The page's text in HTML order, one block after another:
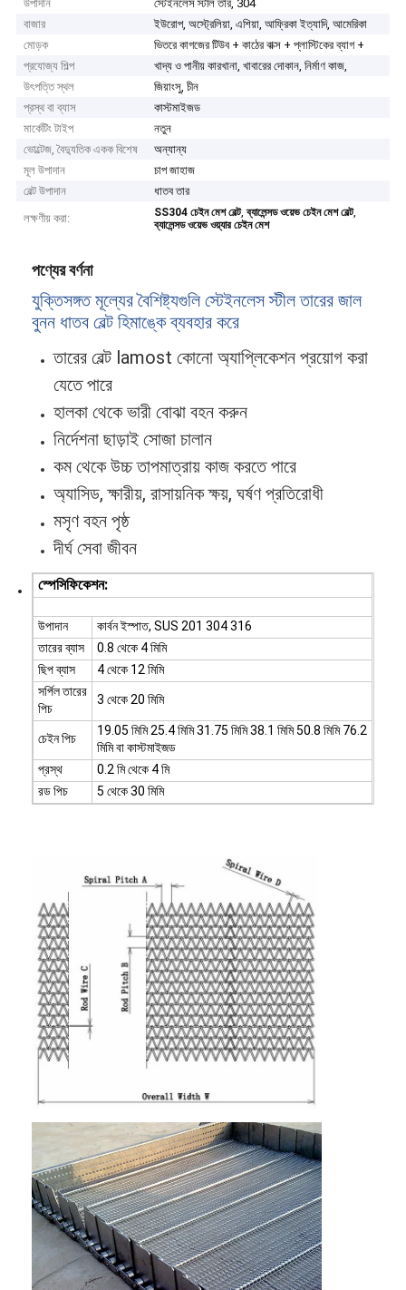
বাড়ি
পণ্য
আমাদের সম্পর্কে
উপাদান
স্টেইনলেস স্টীল তার, 304
বাজার
ইউরোপ, অস্ট্রেলিয়া, এশিয়া, আফ্রিকা ইত্যাদি, আমেরিকা
মোড়ক
ভিতরে কাগজের টিউব + কাঠের বাক্স + প্লাস্টিকের ব্যাগ +
প্রযোজ্য শিল্প
খাদ্য ও পানীয় কারখানা, খাবারের দোকান, নির্মাণ কাজ,
উৎপত্তি স্থল
জিয়াংসু, চীন
প্রস্থ বা ব্যাস
কাস্টমাইজড
মার্কেটিং টাইপ
নতুন
ভোল্টেজ, বৈদ্যুতিক একক বিশেষ
অন্যান্য
মূল উপাদান
চাপ জাহাজ
বেল্ট উপাদান
ধাতব তার
লক্ষণীয় করা:
SS304 চেইন মেশ বেল্ট,ব্যালেন্সড ওয়েভ চেইন মেশ বেল্ট,
ব্যালেন্সড ওয়েভ ওয়্যার চেইন মেশ
পণ্যের বর্ণনা
যুক্তিসঙ্গত মূল্যের বৈশিষ্ট্যগুলি স্টেইনলেস স্টীল তারের জাল
বুনন ধাতব বেল্ট হিমাঙ্কে ব্যবহার করে
তারের বেল্ট lamost কোনো অ্যাপ্লিকেশন প্রয়োগ করা
যেতে পারে
হালকা থেকে ভারী বোঝা বহন করুন
নির্দেশনা ছাড়াই সোজা চালান
কম থেকে উচ্চ তাপমাত্রায় কাজ করতে পারে
অ্যাসিড, ক্ষারীয়, রাসায়নিক ক্ষয়, ঘর্ষণ প্রতিরোধী
মসৃণ বহন পৃষ্ঠ
দীর্ঘ সেবা জীবন
স্পেসিফিকেশন:
উপাদান
কার্বন ইস্পাত, SUS 201 304 316
তারের ব্যাস
0.8 থেকে 4 মিমি
ছিপ ব্যাস
4 থেকে 12 মিমি
সর্পিল তারের
পিচ
3 থেকে 20 মিমি
চেইন পিচ
19.05 মিমি 25.4 মিমি 31.75 মিমি 38.1 মিমি 50.8 মিমি 76.2
মিমি বা কাস্টমাইজড
প্রস্থ
0.2 মি থেকে 4 মি
রড পিচ
5 থেকে 30 মিমি